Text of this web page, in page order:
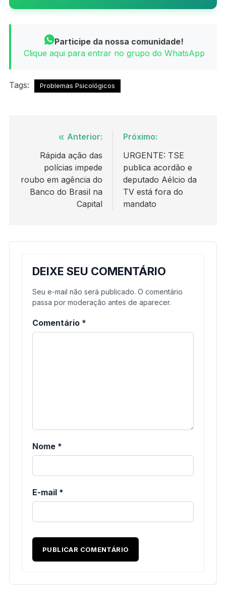
Participe da nossa comunidade!
Clique aqui para entrar no grupo do WhatsApp
Tags: Problemas Psicológicos
Navegação
Post
Anterior:
Rápida ação das
polícias impede
roubo em agência do
Banco do Brasil na
Capital
Próximo:
URGENTE: TSE
publica acordão e
deputado Aélcio da
TV está fora do
mandato
DEIXE SEU COMENTÁRIO
Seu e-mail não será publicado. O comentário
passa por moderação antes de aparecer.
Comentário *
Nome *
E-mail *